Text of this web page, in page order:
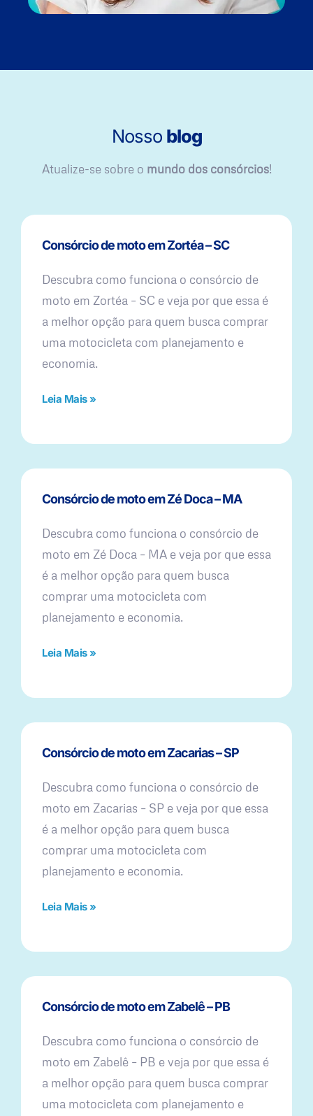
Nosso blog
Atualize-se sobre o mundo dos consórcios!
Consórcio de moto em Zortéa – SC
Descubra como funciona o consórcio de
moto em Zortéa – SC e veja por que essa é
a melhor opção para quem busca comprar
uma motocicleta com planejamento e
economia.
Leia Mais »
Consórcio de moto em Zé Doca – MA
Descubra como funciona o consórcio de
moto em Zé Doca – MA e veja por que essa
é a melhor opção para quem busca
comprar uma motocicleta com
planejamento e economia.
Leia Mais »
Consórcio de moto em Zacarias – SP
Descubra como funciona o consórcio de
moto em Zacarias – SP e veja por que essa
é a melhor opção para quem busca
comprar uma motocicleta com
planejamento e economia.
Leia Mais »
Consórcio de moto em Zabelê – PB
Descubra como funciona o consórcio de
moto em Zabelê – PB e veja por que essa é
a melhor opção para quem busca comprar
uma motocicleta com planejamento e